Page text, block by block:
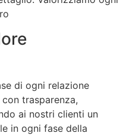
di ogni relazione
trasparenza,
ai nostri clienti un
in ogni fase della